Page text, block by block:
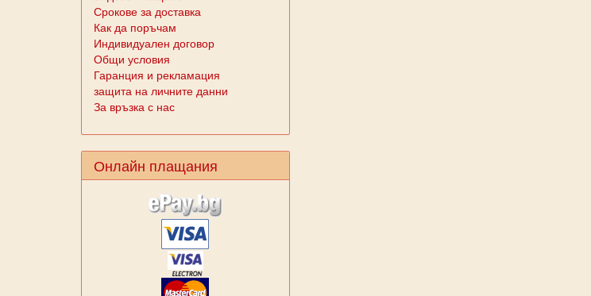
Срокове за доставка
Как да поръчам
Индивидуален договор
Общи условия
Гаранция и рекламация
защита на личните данни
За връзка с нас
Онлайн плащания